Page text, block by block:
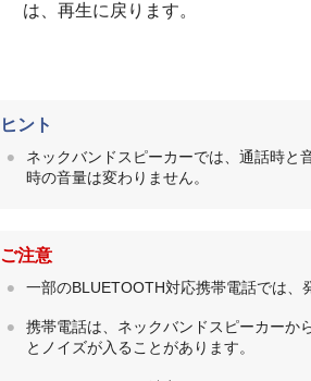
は、再生に戻ります。
ヒント
ネックバンドスピーカーでは、通話時と
時の音量は変わりません。
ご注意
一部のBLUETOOTH対応携帯電話では、
携帯電話は、ネックバンドスピーカーか
とノイズが入ることがあります。